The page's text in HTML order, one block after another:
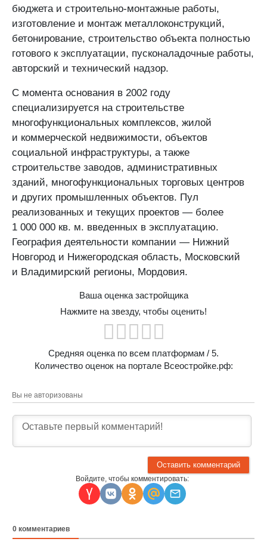
бюджета и строительно-монтажные работы,
изготовление и монтаж металлоконструкций,
бетонирование, строительство объекта полностью
готового к эксплуатации, пусконаладочные работы,
авторский и технический надзор.
С момента основания в 2002 году
специализируется на строительстве
многофункциональных комплексов, жилой
и коммерческой недвижимости, объектов
социальной инфраструктуры, а также
строительстве заводов, административных
зданий, многофункциональных торговых центров
и других промышленных объектов. Пул
реализованных и текущих проектов — более
1 000 000 кв. м. введенных в эксплуатацию.
География деятельности компании — Нижний
Новгород и Нижегородская область, Московский
и Владимирский регионы, Мордовия.
Ваша оценка застройщика
Нажмите на звезду, чтобы оценить!
Средняя оценка по всем платформам / 5.
Количество оценок на портале Всеостройке.рф:
Вы не авторизованы
Войдите, чтобы комментировать:
0 комментариев